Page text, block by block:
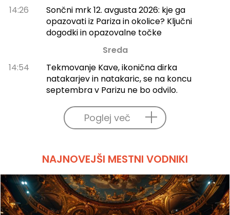
14:26
Sončni mrk 12. avgusta 2026: kje ga
opazovati iz Pariza in okolice? Ključni
dogodki in opazovalne točke
Sreda
14:54
Tekmovanje Kave, ikonična dirka
natakarjev in natakaric, se na koncu
septembra v Parizu ne bo odvilo.
Poglej več
NAJNOVEJŠI MESTNI VODNIKI